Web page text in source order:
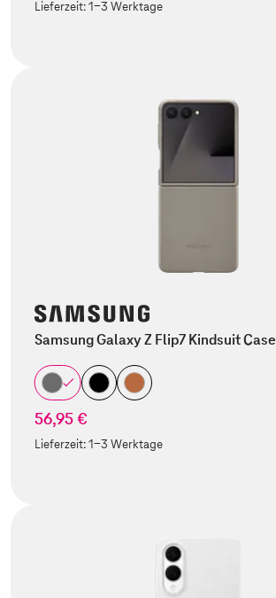
Lieferzeit:1-3 Werktage
Samsung Galaxy Z Flip7 Kindsuit Case
56,95 €
Lieferzeit:1-3 Werktage